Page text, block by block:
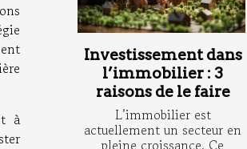
à
Investissement dans
l’immobilier : 3
raisons de le faire
L’immobilier est
actuellement un secteur en